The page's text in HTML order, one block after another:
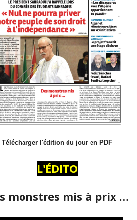
Télécharger l'édition du jour en PDF
L'ÉDITO
monstres mis à prix …